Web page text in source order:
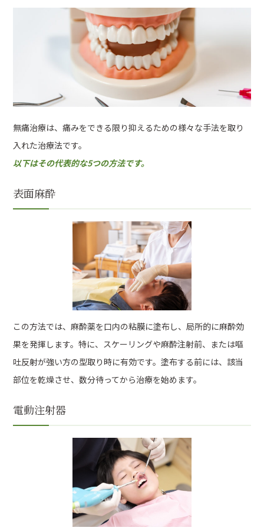
無痛治療は、痛みをできる限り抑えるための様々な手法を取り
入れた治療法です。
以下はその代表的な5つの方法です。
表面麻酔
この方法では、麻酔薬を口内の粘膜に塗布し、局所的に麻酔効
果を発揮します。特に、スケーリングや麻酔注射前、または嘔
吐反射が強い方の型取り時に有効です。塗布する前には、該当
部位を乾燥させ、数分待ってから治療を始めます。
電動注射器